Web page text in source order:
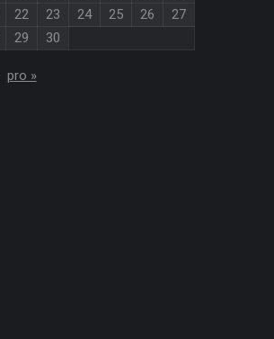
22 23 24 25 26
27
29 30
pro »